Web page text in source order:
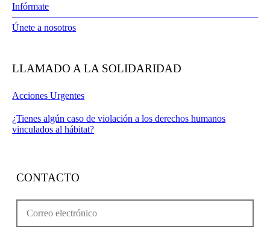
Infórmate
Únete a nosotros
LLAMADO A LA SOLIDARIDAD
Acciones Urgentes
¿Tienes algún caso de violación a los derechos humanos
vinculados al hábitat?
CONTACTO